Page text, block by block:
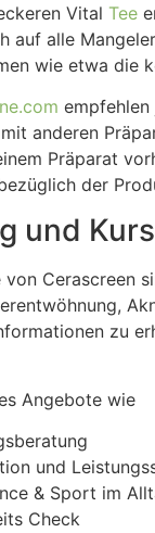
Vital Tee
auf alle
wie etwa die
empfehlen
anderen
Präparat
der
und
von Cerascreen
zu
Angebote wie
und
& Sport im
Check